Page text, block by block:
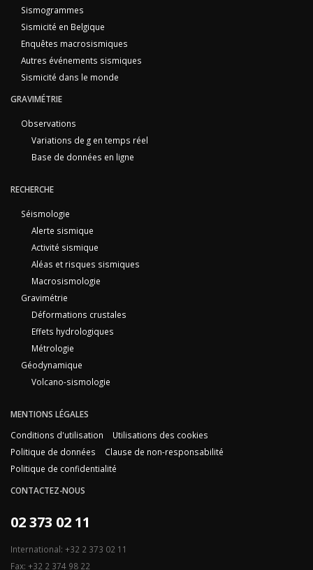
Sismogrammes
Sismicité en Belgique
Enquêtes macrosismiques
Autres événements sismiques
Sismicité dans le monde
GRAVIMÉTRIE
Observations
Variations de g en temps réel
Base de données en ligne
RECHERCHE
Séismologie
Alerte sismique
Activité sismique
Aléas et risques sismiques
Macrosismologie
Gravimétrie
Déformations crustales
Effets hydrologiques
Métrologie
Géodynamique
Volcano-sismologie
MENTIONS LÉGALES
Conditions d'utilisation
Utilisations des cookies
Politique de données
Clause de non-responsabilité
Politique de confidentialité
CONTACTEZ-NOUS
02 373 02 11
International: +32 2 373 02 11
Fax: +32 2 374 98 22